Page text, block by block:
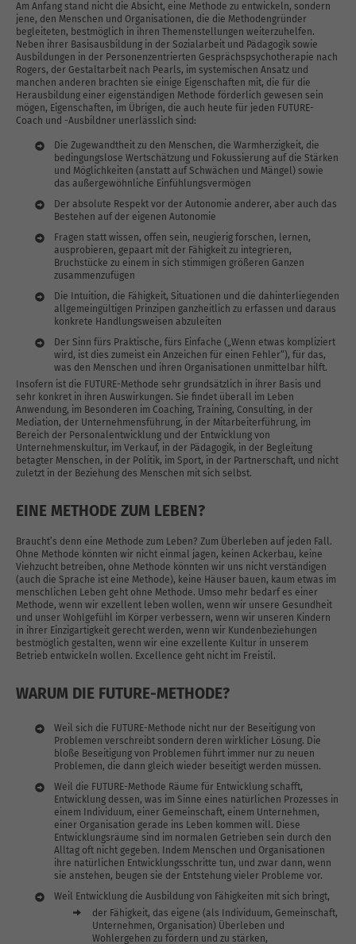
Am Anfang stand nicht die Absicht, eine Methode zu entwickeln, sondern
jene, den Menschen und Organisationen, die die Methodengründer
begleiteten, bestmöglich in ihren Themenstellungen weiterzuhelfen.
Neben ihrer Basisausbildung in der Sozialarbeit und Pädagogik sowie
Ausbildungen in der Personenzentrierten Gesprächspsychotherapie nach
Rogers, der Gestaltarbeit nach Pearls, im systemischen Ansatz und
manchen anderen brachten sie einige Eigenschaften mit, die für die
Herausbildung einer eigenständigen Methode förderlich gewesen sein
mögen, Eigenschaften, im Übrigen, die auch heute für jeden FUTURE-
Coach und -Ausbildner unerlässlich sind:
Die Zugewandtheit zu den Menschen, die Warmherzigkeit, die
bedingungslose Wertschätzung und Fokussierung auf die Stärken
und Möglichkeiten (anstatt auf Schwächen und Mängel) sowie
das außergewöhnliche Einfühlungsvermögen
Der absolute Respekt vor der Autonomie anderer, aber auch das
Bestehen auf der eigenen Autonomie
Fragen statt wissen, offen sein, neugierig forschen, lernen,
ausprobieren, gepaart mit der Fähigkeit zu integrieren,
Bruchstücke zu einem in sich stimmigen größeren Ganzen
zusammenzufügen
Die Intuition, die Fähigkeit, Situationen und die dahinterliegenden
allgemeingültigen Prinzipen ganzheitlich zu erfassen und daraus
konkrete Handlungsweisen abzuleiten
Der Sinn fürs Praktische, fürs Einfache („Wenn etwas kompliziert
wird, ist dies zumeist ein Anzeichen für einen Fehler“), für das,
was den Menschen und ihren Organisationen unmittelbar hilft.
Insofern ist die FUTURE-Methode sehr grundsätzlich in ihrer Basis und
sehr konkret in ihren Auswirkungen. Sie findet überall im Leben
Anwendung, im Besonderen im Coaching, Training, Consulting, in der
Mediation, der Unternehmensführung, in der Mitarbeiterführung, im
Bereich der Personalentwicklung und der Entwicklung von
Unternehmenskultur, im Verkauf, in der Pädagogik, in der Begleitung
betagter Menschen, in der Politik, im Sport, in der Partnerschaft, und nicht
zuletzt in der Beziehung des Menschen mit sich selbst.
EINE METHODE ZUM LEBEN?
Braucht’s denn eine Methode zum Leben? Zum Überleben auf jeden Fall.
Ohne Methode könnten wir nicht einmal jagen, keinen Ackerbau, keine
Viehzucht betreiben, ohne Methode könnten wir uns nicht verständigen
(auch die Sprache ist eine Methode), keine Häuser bauen, kaum etwas im
menschlichen Leben geht ohne Methode. Umso mehr bedarf es einer
Methode, wenn wir exzellent leben wollen, wenn wir unsere Gesundheit
und unser Wohlgefühl im Körper verbessern, wenn wir unseren Kindern
in ihrer Einzigartigkeit gerecht werden, wenn wir Kundenbeziehungen
bestmöglich gestalten, wenn wir eine exzellente Kultur in unserem
Betrieb entwickeln wollen. Excellence geht nicht im Freistil.
WARUM DIE FUTURE-METHODE?
Weil sich die FUTURE-Methode nicht nur der Beseitigung von
Problemen verschreibt sondern deren wirklicher Lösung. Die
bloße Beseitigung von Problemen führt immer nur zu neuen
Problemen, die dann gleich wieder beseitigt werden müssen.
Weil die FUTURE-Methode Räume für Entwicklung schafft,
Entwicklung dessen, was im Sinne eines natürlichen Prozesses in
einem Individuum, einer Gemeinschaft, einem Unternehmen,
einer Organisation gerade ins Leben kommen will. Diese
Entwicklungsräume sind im normalen Getrieben sein durch den
Alltag oft nicht gegeben. Indem Menschen und Organisationen
ihre natürlichen Entwicklungsschritte tun, und zwar dann, wenn
sie anstehen, beugen sie der Entstehung vieler Probleme vor.
Weil Entwicklung die Ausbildung von Fähigkeiten mit sich bringt,
der Fähigkeit, das eigene (als Individuum, Gemeinschaft,
Unternehmen, Organisation) Überleben und
Wohlergehen zu fördern und zu stärken,